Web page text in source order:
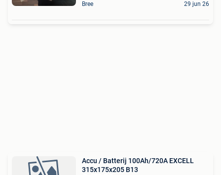
Bree 29 jun 26
Accu / Batterij 100Ah/720A EXCELL
315x175x205 B13